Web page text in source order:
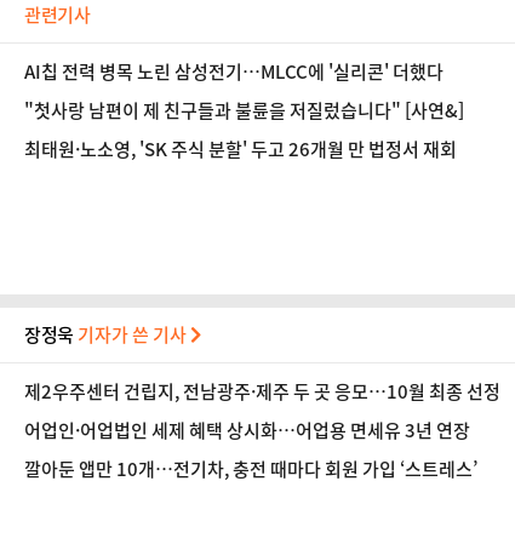
관련기사
AI칩 전력 병목 노린 삼성전기…MLCC에 '실리콘' 더했다
"첫사랑 남편이 제 친구들과 불륜을 저질렀습니다" [사연&]
최태원·노소영, 'SK 주식 분할' 두고 26개월 만 법정서 재회
장정욱 기자가 쓴 기사
제2우주센터 건립지, 전남광주·제주 두 곳 응모…10월 최종 선정
어업인·어업법인 세제 혜택 상시화…어업용 면세유 3년 연장
깔아둔 앱만 10개…전기차, 충전 때마다 회원 가입 ‘스트레스’